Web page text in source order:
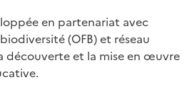
en partenariat avec
(OFB) et réseau
découverte et la mise en œuvre